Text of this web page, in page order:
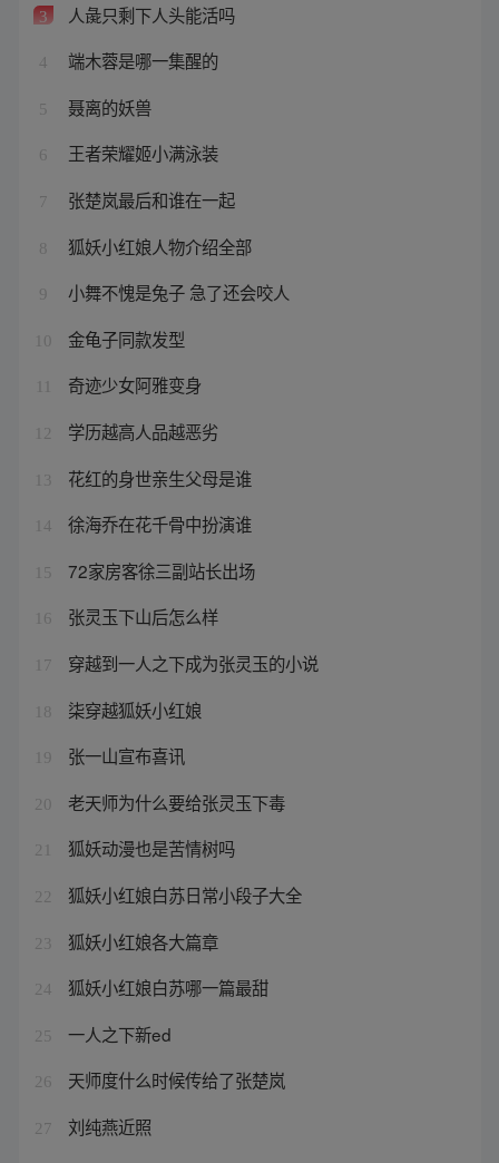
3 人彘只剩下人头能活吗
4 端木蓉是哪一集醒的
5 聂离的妖兽
6 王者荣耀姬小满泳装
7 张楚岚最后和谁在一起
8 狐妖小红娘人物介绍全部
9 小舞不愧是兔子 急了还会咬人
10 金龟子同款发型
奇迹少女阿雅变身
12 学历越高人品越恶劣
13 花红的身世亲生父母是谁
14 徐海乔在花千骨中扮演谁
15 72家房客徐三副站长出场
16 张灵玉下山后怎么样
17 穿越到一人之下成为张灵玉的小说
18 柒穿越狐妖小红娘
19 张一山宣布喜讯
20 老天师为什么要给张灵玉下毒
21 狐妖动漫也是苦情树吗
22 狐妖小红娘白苏日常小段子大全
23 狐妖小红娘各大篇章
24 狐妖小红娘白苏哪一篇最甜
25 一人之下新ed
26 天师度什么时候传给了张楚岚
27
刘纯燕近照